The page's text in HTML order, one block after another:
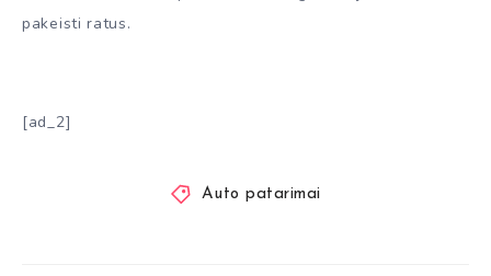
pakeisti ratus.
[ad_2]
Auto patarimai